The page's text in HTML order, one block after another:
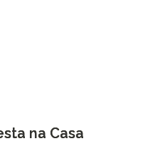
na Casa